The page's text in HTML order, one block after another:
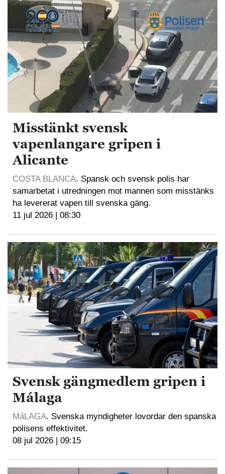
Misstänkt svensk
vapenlangare gripen i
Alicante
COSTA BLANCA. Spansk och svensk polis har
samarbetat i utredningen mot mannen som misstänks
ha levererat vapen till svenska gäng.
11 jul 2026 | 08:30
Svensk gängmedlem gripen i
Málaga
MáLAGA. Svenska myndigheter lovordar den spanska
polisens effektivitet.
08 jul 2026 | 09:15